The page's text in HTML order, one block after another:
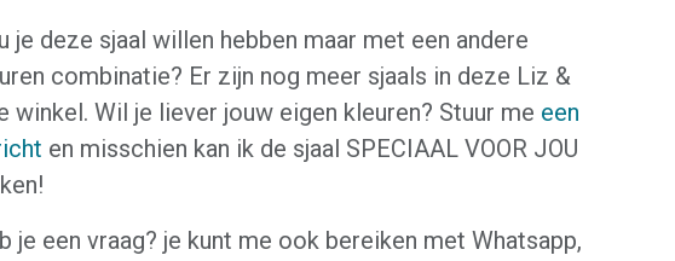
je deze sjaal willen hebben maar met een andere
combinatie? Er zijn nog meer sjaals in deze Liz &
winkel. Wil je liever jouw eigen kleuren? Stuur me een
en misschien kan ik de sjaal SPECIAAL VOOR JOU
je een vraag? je kunt me ook bereiken met Whatsapp,